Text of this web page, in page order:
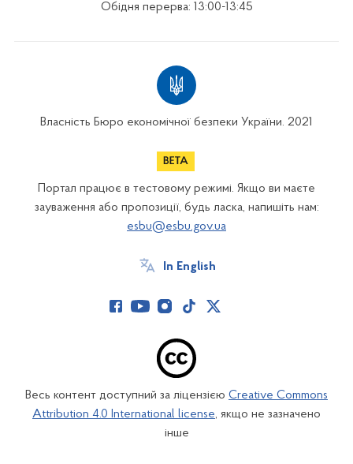
Обідня перерва: 13:00-13:45
Власність Бюро економічної безпеки України. 2021
Портал працює в тестовому режимі. Якщо ви маєте
зауваження або пропозиції, будь ласка, напишіть нам:
esbu@esbu.gov.ua
In English
Весь контент доступний за ліцензією Creative Commons
Attribution 4.0 International license, якщо не зазначено
інше